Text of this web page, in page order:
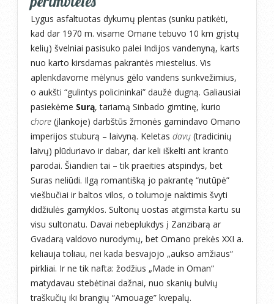
Lygus asfaltuotas dykumų plentas (sunku patikėti,
kad dar 1970 m. visame Omane tebuvo 10 km grįstų
kelių) švelniai pasisuko palei Indijos vandenyną, karts
nuo karto kirsdamas pakrantės miestelius. Vis
aplenkdavome mėlynus gėlo vandens sunkvežimius,
o aukšti “gulintys policininkai” daužė dugną. Galiausiai
pasiekėme Surą, tariamą Sinbado gimtinę, kurio
chore (įlankoje) darbštūs žmonės gamindavo Omano
imperijos stuburą – laivyną. Keletas davų (tradicinių
laivų) plūduriavo ir dabar, dar keli iškelti ant kranto
parodai. Šiandien tai – tik praeities atspindys, bet
Suras neliūdi. Ilgą romantišką jo pakrantę “nutūpė”
viešbučiai ir baltos vilos, o tolumoje naktimis švyti
didžiulės gamyklos. Sultonų uostas atgimsta kartu su
visu sultonatu. Davai nebeplukdys į Zanzibarą ar
Gvadarą valdovo nurodymų, bet Omano prekės XXI a.
keliauja toliau, nei kada besvajojo „aukso amžiaus“
pirkliai. Ir ne tik nafta: žodžius „Made in Oman“
matydavau stebėtinai dažnai, nuo skanių bulvių
traškučių iki brangių “Amouage” kvepalų.